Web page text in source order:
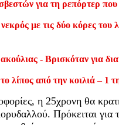
για τη ρεπόρτερ
με τις δύο κόρες του
- Βρισκόταν για
λίπος από την κοιλιά – 1
η 25χρονη θα
Πρόκειται για